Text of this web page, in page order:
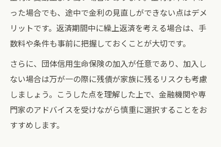
った場合でも、途中で金利の見直しができない点はデメ
リットです。返済期間中に繰上返済を考える場合は、手
数料や条件も事前に把握しておくことが大切です。
さらに、団体信用生命保険の加入が任意であり、加入し
ない場合は万が一の際に残債が家族に残るリスクも考慮
しましょう。こうした点を理解した上で、金融機関や専
門家のアドバイスを受けながら慎重に選択することをお
すすめします。